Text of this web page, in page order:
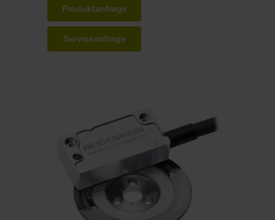
Produktanfrage
Serviceanfrage